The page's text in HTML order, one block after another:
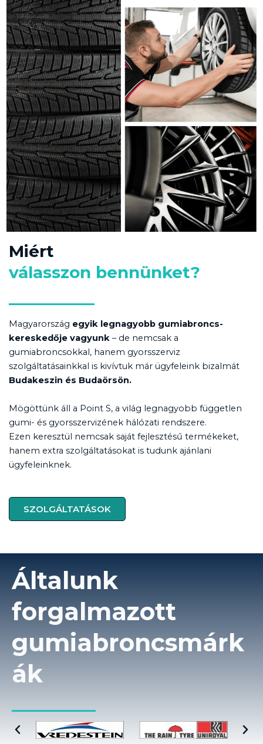
Miért
válasszon bennünket?
Magyarország egyik legnagyobb gumiabroncs-
kereskedője vagyunk – de nemcsak a
gumiabroncsokkal, hanem gyorsszerviz
szolgáltatásainkkal is kivívtuk már ügyfeleink bizalmát
Budakeszin és Budaörsön.
Mögöttünk áll a Point S, a világ legnagyobb független
gumi- és gyorsszervizének hálózati rendszere.
Ezen keresztül nemcsak saját fejlesztésű termékeket,
hanem extra szolgáltatásokat is tudunk ajánlani
ügyfeleinknek.
SZOLGÁLTATÁSOK
Általunk
forgalmazott
gumiabroncsmárk
ák